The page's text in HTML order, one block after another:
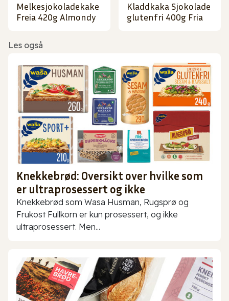
Melkesjokoladekake
Freia 420g Almondy
Kladdkaka Sjokolade
glutenfri 400g Fria
Les også
Knekkebrød: Oversikt over hvilke som
er ultraprosessert og ikke
Knekkebrød som Wasa Husman, Rugsprø og
Frukost Fullkorn er kun prosessert, og ikke
ultraprosessert. Men...